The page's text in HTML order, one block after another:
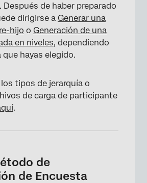
de haber preparado
dirigirse a Generar una
hijo o Generación de una
en niveles, dependiendo
que hayas elegido.
los tipos de jerarquía o
de carga de participante
.
de
de Encuesta